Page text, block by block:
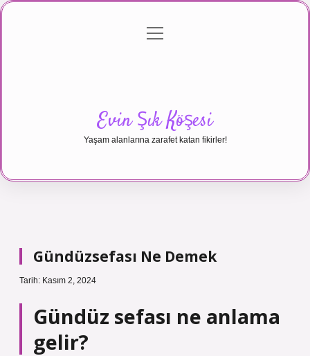
Gizlilik Politikası
menüyü
Evin Şık Köşesi
Yaşam alanlarına zarafet katan fikirler!
Gündüzsefası Ne Demek
Tarih: Kasım 2, 2024
Gündüz sefası ne anlama
gelir?